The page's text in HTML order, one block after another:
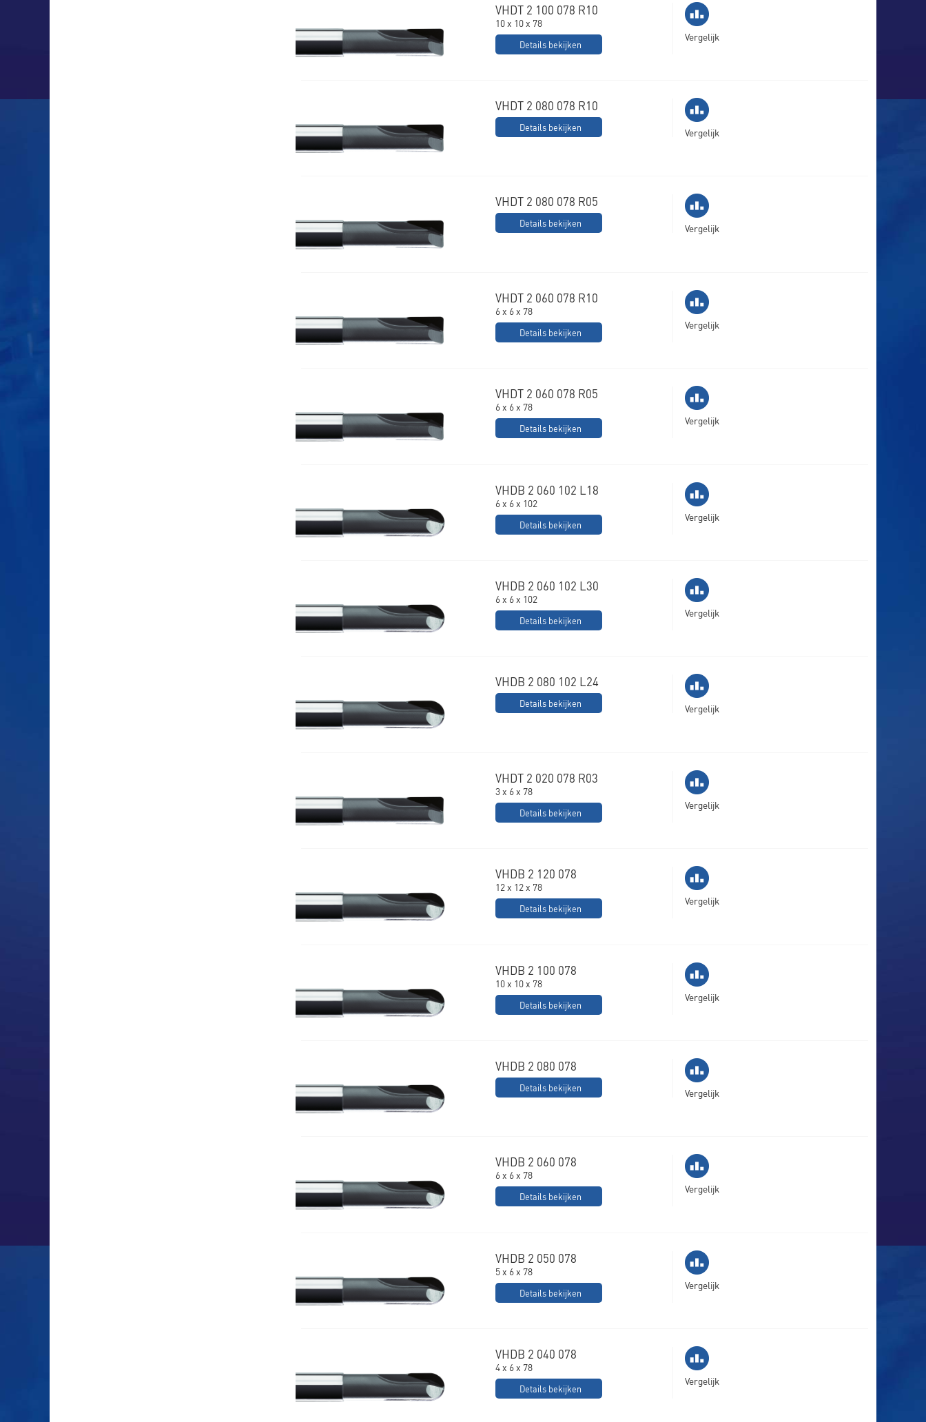
VHDT 2 100 078 R10
10 x 10 x 78
Details bekijken
Vergelijk
VHDT 2 080 078 R10
Details bekijken Vergelijk
VHDT 2 080 078 R05
Details bekijken Vergelijk
VHDT 2 060 078 R10
6 x 6 x 78
Details bekijken
Vergelijk
VHDT 2 060 078 R05
6 x 6 x 78
Details bekijken
Vergelijk
VHDB 2 060 102 L18
6 x 6 x 102
Details bekijken
Vergelijk
VHDB 2 060 102 L30
6 x 6 x 102
Details bekijken
Vergelijk
VHDB 2 080 102 L24
Details bekijken Vergelijk
VHDT 2 020 078 R03
3 x 6 x 78
Details bekijken
Vergelijk
VHDB 2 120 078
12 x 12 x 78
Details bekijken
Vergelijk
VHDB 2 100 078
10 x 10 x 78
Details bekijken
Vergelijk
VHDB 2 080 078
Details bekijken Vergelijk
VHDB 2 060 078
6 x 6 x 78
Details bekijken
Vergelijk
VHDB 2 050 078
5 x 6 x 78
Details bekijken
Vergelijk
VHDB 2 040 078
4 x 6 x 78
Details bekijken
Vergelijk